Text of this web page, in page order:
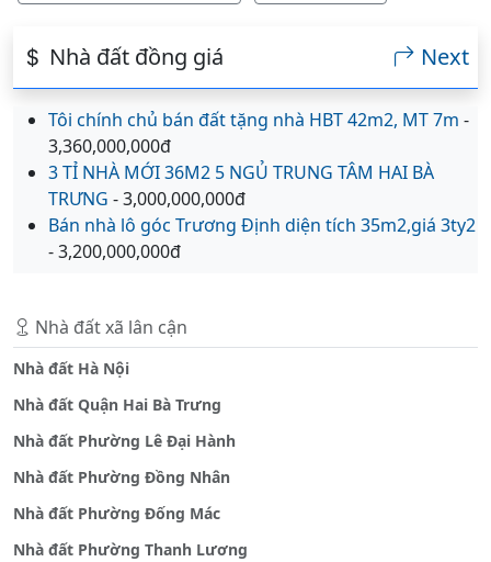
Nhà đất đồng giá Next
Tôi chính chủ bán đất tặng nhà HBT 42m2, MT 7m -
3,360,000,000đ
3 TỈ NHÀ MỚI 36M2 5 NGỦ TRUNG TÂM HAI BÀ
TRƯNG - 3,000,000,000đ
Bán nhà lô góc Trương Định diện tích 35m2,giá 3ty2
- 3,200,000,000đ
Nhà đất xã lân cận
Nhà đất Hà Nội
Nhà đất Quận Hai Bà Trưng
Nhà đất Phường Lê Đại Hành
Nhà đất Phường Đồng Nhân
Nhà đất Phường Đống Mác
Nhà đất Phường Thanh Lương